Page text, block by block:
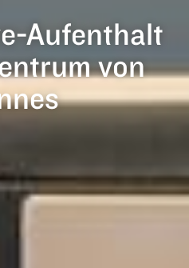
Aufenthalt
von